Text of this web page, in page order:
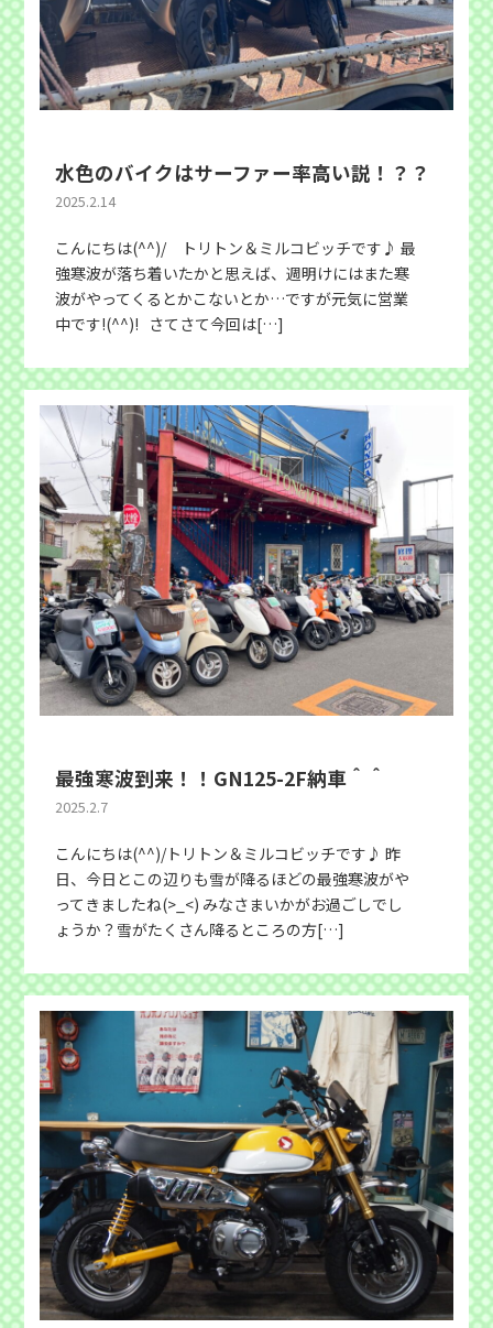
水色のバイクはサーファー率高い説！？？
2025.2.14
こんにちは(^^)/ トリトン＆ミルコビッチです♪ 最
強寒波が落ち着いたかと思えば、週明けにはまた寒
波がやってくるとかこないとか…ですが元気に営業
中です!(^^)! さてさて今回は[…]
最強寒波到来！！GN125-2F納車＾＾
2025.2.7
こんにちは(^^)/トリトン＆ミルコビッチです♪ 昨
日、今日とこの辺りも雪が降るほどの最強寒波がや
ってきましたね(>_<) みなさまいかがお過ごしでし
ょうか？雪がたくさん降るところの方[…]